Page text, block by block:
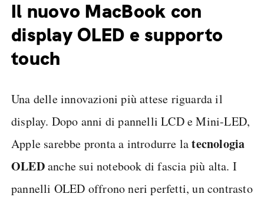
Il nuovo MacBook con
display OLED e supporto
touch
Una delle innovazioni più attese riguarda il
display. Dopo anni di pannelli LCD e Mini-LED,
Apple sarebbe pronta a introdurre latecnologia
OLEDanche sui notebook di fascia più alta. I
pannelli OLED offrono neri perfetti, un contrasto